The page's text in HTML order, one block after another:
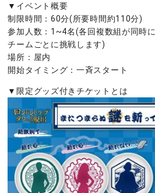
▼イベント概要
制限時間：60分(所要時間約110分)
参加人数：1~4名(各回複数組が同時
チームごとに挑戦します)
場所：屋内
開始タイミング：一斉スタート
▼限定グッズ付きチケットとは